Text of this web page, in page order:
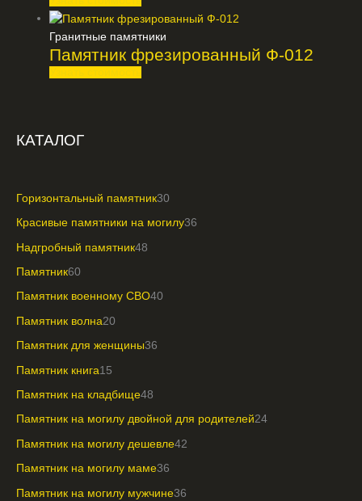
Гранитные памятники
Памятник фрезированный Ф-012
КАТАЛОГ
Горизонтальный памятник30
Красивые памятники на могилу36
Надгробный памятник48
Памятник60
Памятник военному СВО40
Памятник волна20
Памятник для женщины36
Памятник книга15
Памятник на кладбище48
Памятник на могилу двойной для родителей24
Памятник на могилу дешевле42
Памятник на могилу маме36
Памятник на могилу мужчине36